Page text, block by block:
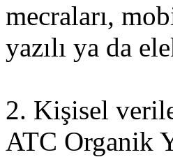
mecraları,
yazılı ya da
2. Kişisel
ATC Organik